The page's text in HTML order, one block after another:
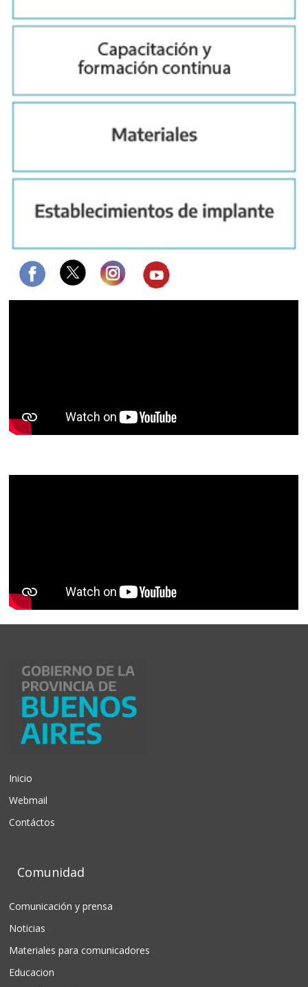
Inicio
Webmail
Contáctos
Comunidad
Comunicación y prensa
Noticias
Materiales para comunicadores
Educacion